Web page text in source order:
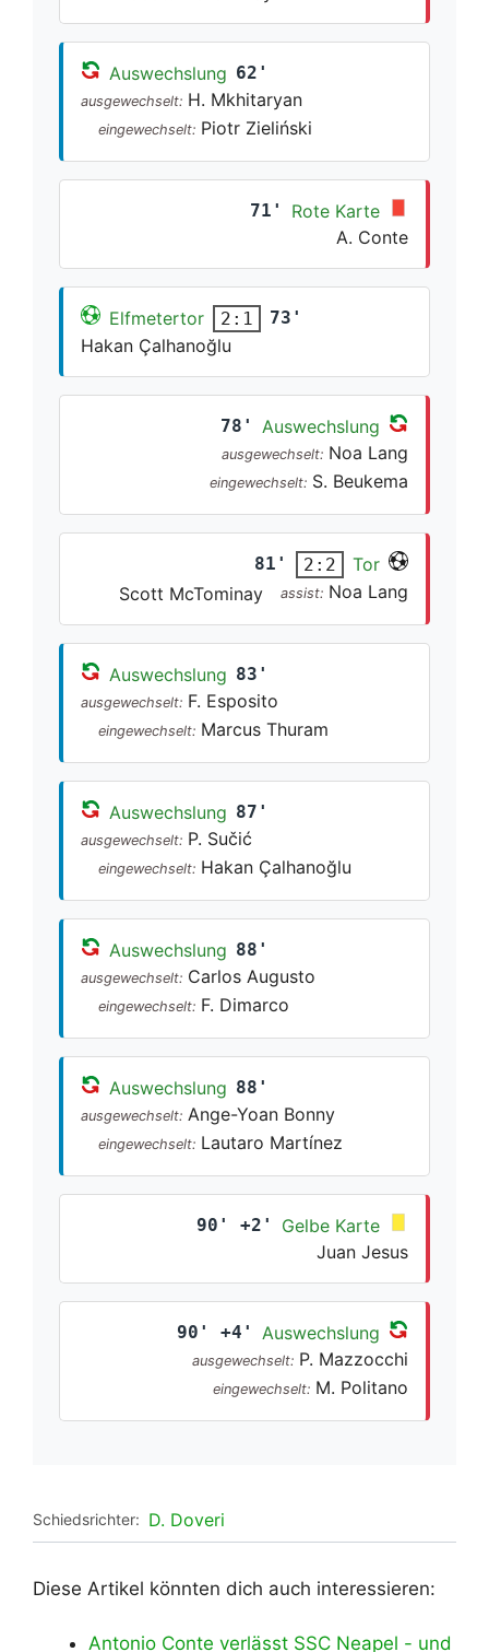
Auswechslung 62'
ausgewechselt: H. Mkhitaryan
eingewechselt: Piotr Zieliński
71'
Rote Karte
A. Conte
Elfmetertor 2:1 73'
Hakan Çalhanoğlu
78' Auswechslung
ausgewechselt: Noa Lang
eingewechselt: S. Beukema
81' 2:2
Tor
Scott McTominay
assist: Noa Lang
Auswechslung 83'
ausgewechselt: F. Esposito
eingewechselt: Marcus Thuram
Auswechslung 87'
ausgewechselt: P. Sučić
eingewechselt: Hakan Çalhanoğlu
Auswechslung 88'
ausgewechselt: Carlos Augusto
eingewechselt: F. Dimarco
Auswechslung 88'
ausgewechselt: Ange-Yoan Bonny
eingewechselt: Lautaro Martínez
90' +2'
Gelbe Karte
Juan Jesus
90' +4' Auswechslung
ausgewechselt: P. Mazzocchi
eingewechselt: M. Politano
Schiedsrichter: D. Doveri
Diese Artikel könnten dich auch interessieren:
Antonio Conte verlässt SSC Neapel - und